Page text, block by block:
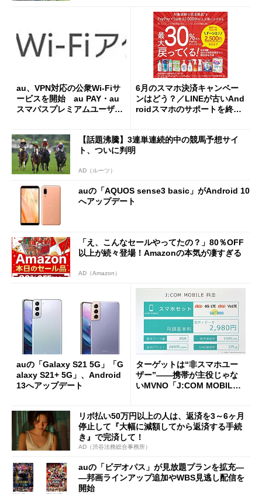
au、VPN対応の公衆Wi-Fiサ
ービスを開始 au PAY・au
スマパスプレミアムユーザー
6月のスマホ決済キャンペー
ンはどう？／LINEが古いAnd
roidスマホのサポートを終了
【話題沸騰】3連単連続的中の競馬予想サイ
ト、ついに判明
AD（ルーツ）
auの「AQUOS sense3 basic」がAndroid 10
へアップデート
「え、こんなセールやってたの？」80％OFF
以上が続々登場！Amazonの本気が凄すぎる
AD（Amazon）
auの「Galaxy S21 5G」「G
alaxy S21+ 5G」、Android
13へアップデート
ターゲットは“非スマホユー
ザー”――携帯が主役じゃな
いMVNO「J:COM MOBIL
リボ払い50万円以上の人は、返済を3～6ヶ月
停止して『大幅に減額してから返済する手続
き』で完済して！
AD（渋谷法務総合事務所）
auの「ビデオパス」が見放題プランを拡充―
―邦画ラインアップ追加やWBS見逃し配信を
開始